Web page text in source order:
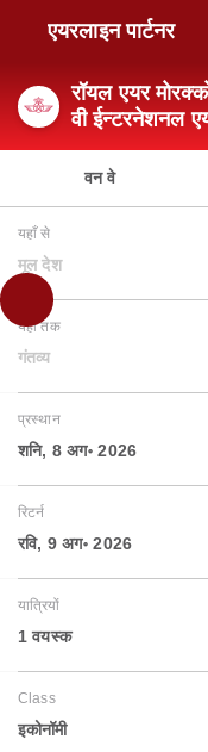
एयरलाइन पार्टनर
रॉयल एयर
वी ईन्टरनेशनल
वन वे
यहाँ से
मूल देश
यहाँ तक
गंतव्य
प्रस्थान
शनि, 8 अग॰ 2026
रिटर्न
रवि, 9 अग॰ 2026
यात्रियों
1 वयस्‍क
Class
इकोनॉमी